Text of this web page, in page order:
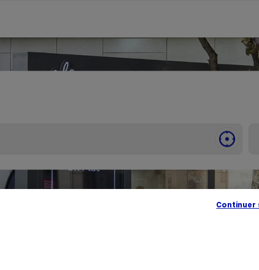
SE
UN
DE
PICARD
accueille dans l'un de ses magasins en département Val-
magasin. Pour l'achat et la livraison de produits surgelés
Continuer